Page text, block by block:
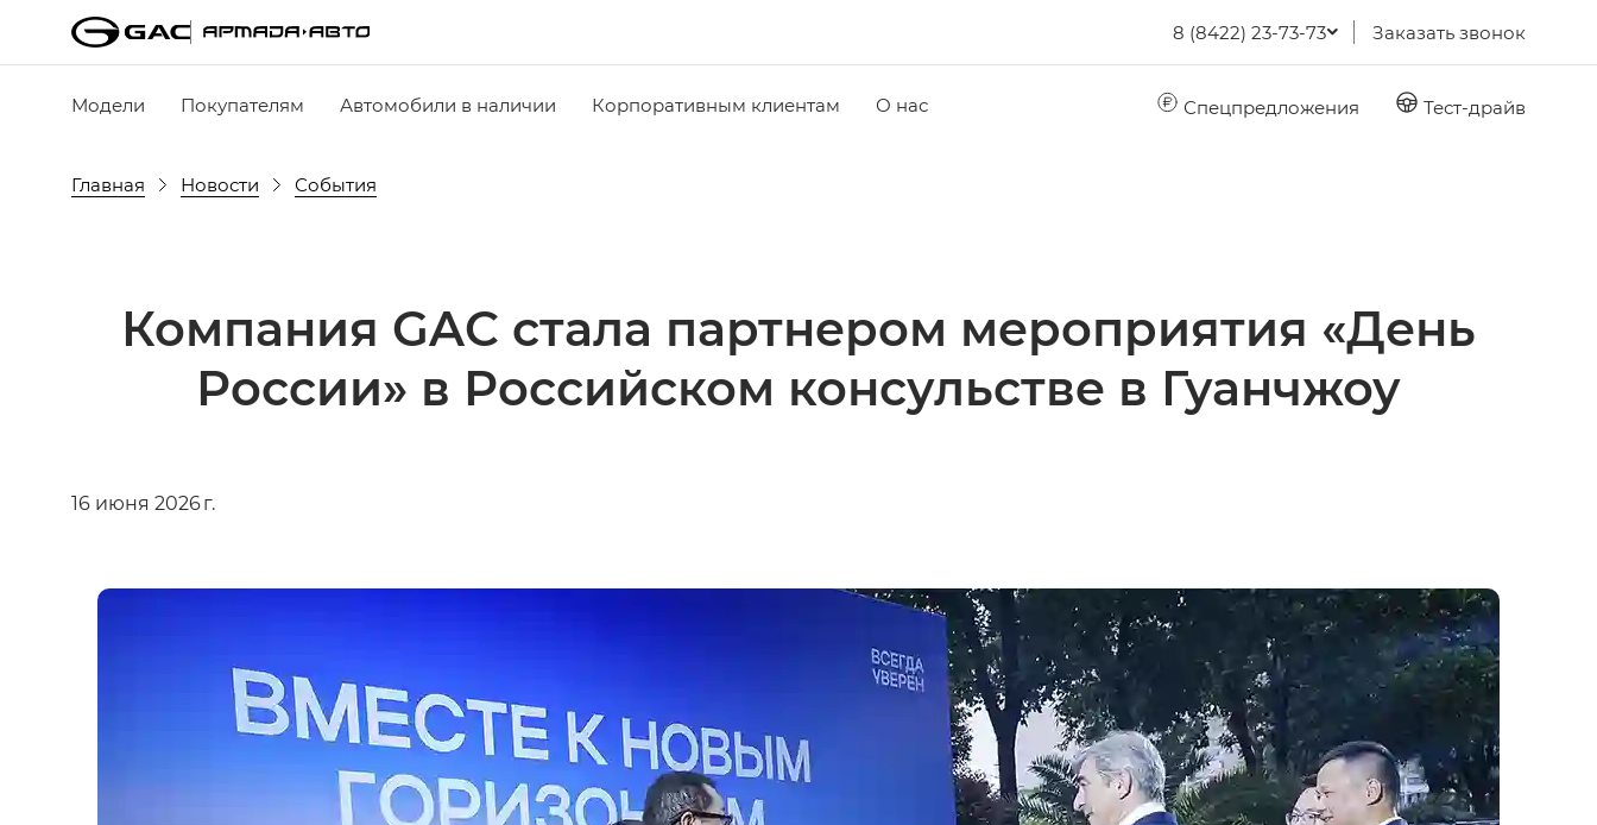
8 (8422) 23-73-73 Заказать звонок
Модели Покупателям Автомобили в наличии Корпоративным клиентам О нас Спецпредложения Тест-драйв
Главная Новости События
Компания GAC стала партнером мероприятия «День
России» в Российском консульстве в Гуанчжоу
16 июня 2026 г.